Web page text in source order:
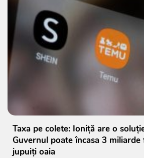
Taxa pe colete: Ioniță are o
Guvernul poate încasa 3 miliarde
jupuiți oaia